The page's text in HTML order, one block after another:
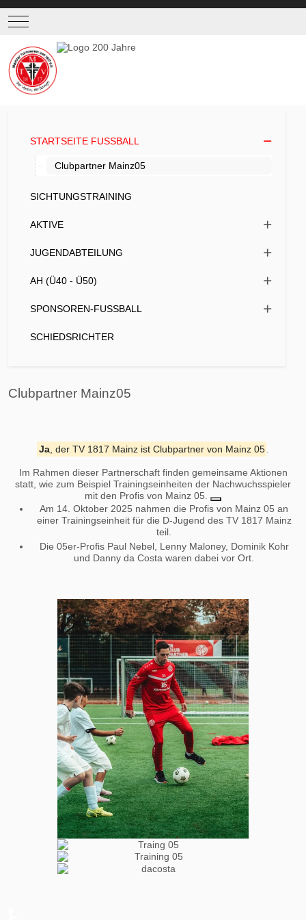
Mobile Menu Toggle
STARTSEITE FUSSBALL
Clubpartner Mainz05
SICHTUNGSTRAINING
AKTIVE
JUGENDABTEILUNG
AH (Ü40 - Ü50)
SPONSOREN-FUSSBALL
SCHIEDSRICHTER
Clubpartner Mainz05
Ja, der TV 1817 Mainzist Clubpartner von Mainz 05
Im Rahmen dieser Partnerschaft finden gemeinsame Aktionen
statt, wie zum Beispiel Trainingseinheiten der Nachwuchsspieler
mit den Profis von Mainz 05.
Am 14. Oktober 2025 nahmen die Profis von Mainz 05 an
einer Trainingseinheit für die D-Jugend des TV 1817 Mainz
teil.
Die 05er-Profis Paul Nebel, Lenny Maloney, Dominik Kohr
und Danny da Costa waren dabei vor Ort.